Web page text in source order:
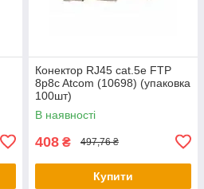
Конектор RJ45 cat.5e FTP
8p8c Atcom (10698) (упаковка
100шт)
В наявності
408 ₴ 497,76 ₴
Купити